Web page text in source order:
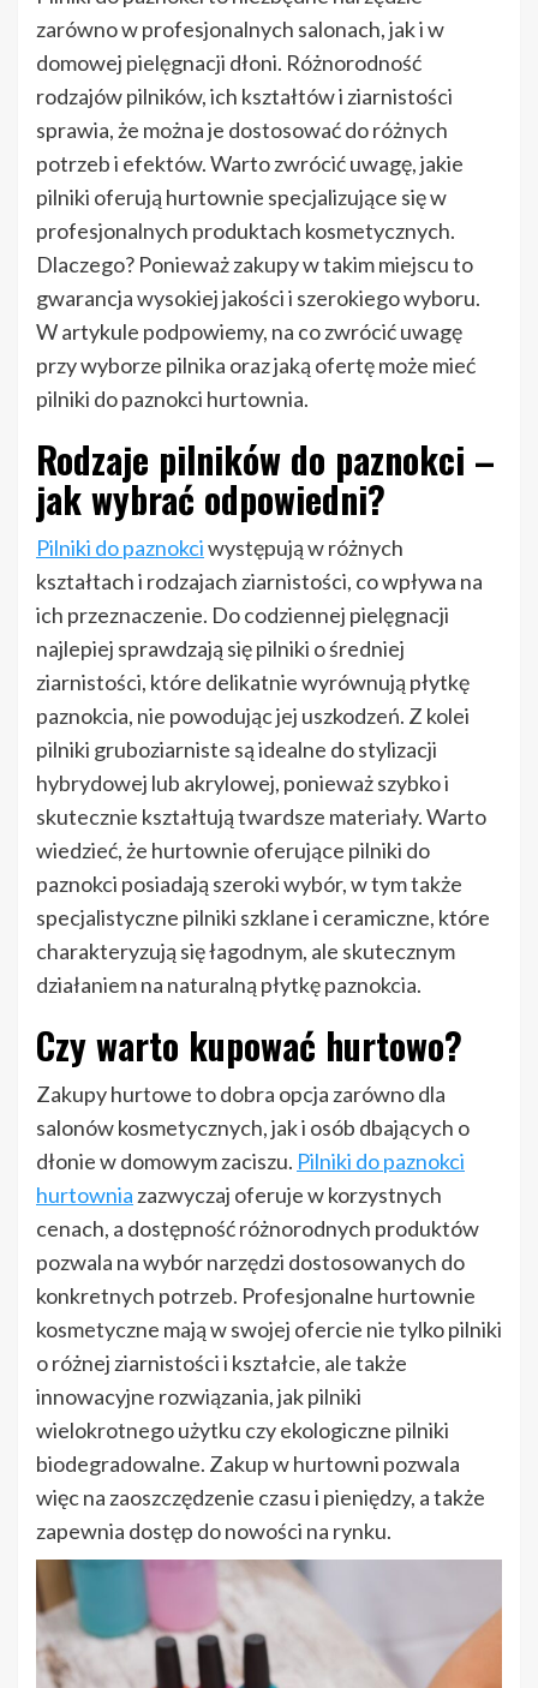
zarówno w profesjonalnych salonach, jak i w
domowej pielęgnacji dłoni. Różnorodność
rodzajów pilników, ich kształtów i ziarnistości
sprawia, że można je dostosować do różnych
potrzeb i efektów. Warto zwrócić uwagę, jakie
pilniki oferują hurtownie specjalizujące się w
profesjonalnych produktach kosmetycznych.
Dlaczego? Ponieważ zakupy w takim miejscu to
gwarancja wysokiej jakości i szerokiego wyboru.
W artykule podpowiemy, na co zwrócić uwagę
przy wyborze pilnika oraz jaką ofertę może mieć
pilniki do paznokci hurtownia.
Rodzaje pilników do paznokci –
jak wybrać odpowiedni?
Pilniki do paznokciwystępują w różnych
kształtach i rodzajach ziarnistości, co wpływa na
ich przeznaczenie. Do codziennej pielęgnacji
najlepiej sprawdzają się pilniki o średniej
ziarnistości, które delikatnie wyrównują płytkę
paznokcia, nie powodując jej uszkodzeń. Z kolei
pilniki gruboziarniste są idealne do stylizacji
hybrydowej lub akrylowej, ponieważ szybko i
skutecznie kształtują twardsze materiały. Warto
wiedzieć, że hurtownie oferujące pilniki do
paznokci posiadają szeroki wybór, w tym także
specjalistyczne pilniki szklane i ceramiczne, które
charakteryzują się łagodnym, ale skutecznym
działaniem na naturalną płytkę paznokcia.
Czy warto kupować hurtowo?
Zakupy hurtowe to dobra opcja zarówno dla
salonów kosmetycznych, jak i osób dbających o
dłonie w domowym zaciszu. Pilniki do paznokci
hurtownia zazwyczaj oferuje w korzystnych
cenach, a dostępność różnorodnych produktów
pozwala na wybór narzędzi dostosowanych do
konkretnych potrzeb. Profesjonalne hurtownie
kosmetyczne mają w swojej ofercie nie tylko pilniki
o różnej ziarnistości i kształcie, ale także
innowacyjne rozwiązania, jak pilniki
wielokrotnego użytku czy ekologiczne pilniki
biodegradowalne. Zakup w hurtowni pozwala
więc na zaoszczędzenie czasu i pieniędzy, a także
zapewnia dostęp do nowości na rynku.